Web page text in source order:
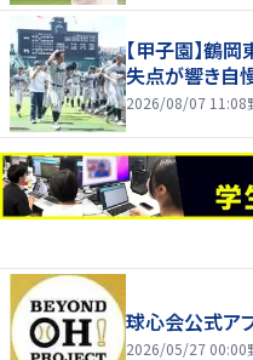
【甲子園】鶴
失点が響き自
2026/08/07 11:08
球心会公式ア
2026/05/27 00:00